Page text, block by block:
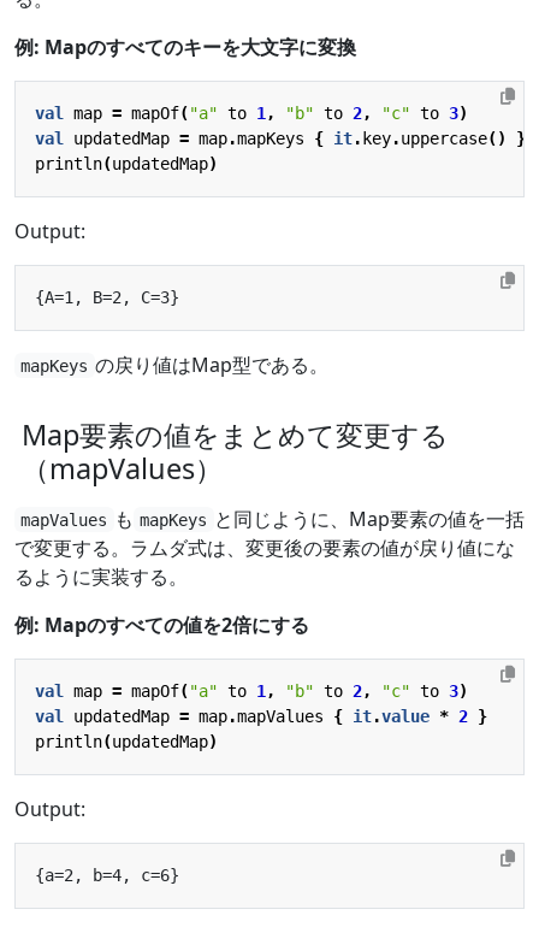
例: Mapのすべてのキーを大文字に変換
val map = mapOf("a" to 1 , "b" to 2, "c" to 3)
val
updatedMap = map.mapKeys { it. key.uppercase()
}
println(updatedMap)
Output:
mapKeys の戻り値はMap型である。
Map要素の値をまとめて変更する
（mapValues）
mapValues も mapKeys と同じように、Map要素の値を一括
で変更する。ラムダ式は、変更後の要素の値が戻り値にな
るように実装する。
例: Mapのすべての値を2倍にする
val map = mapOf("a" to 1 , "b" to 2, "c" to 3)
val
updatedMap = map.mapValues { it.value * 2 }
println(updatedMap)
Output: